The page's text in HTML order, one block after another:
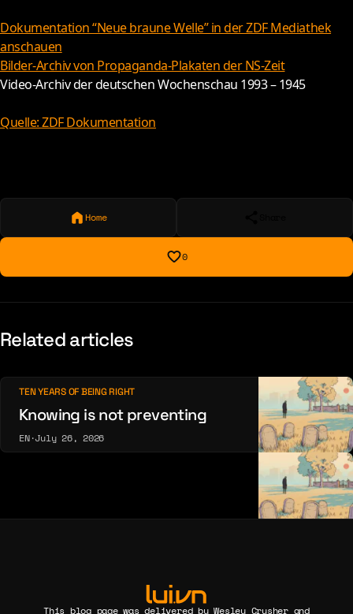
Dokumentation “Neue braune Welle” in der ZDF Mediathek
anschauen
Bilder-Archiv von Propaganda-Plakaten der NS-Zeit
Video-Archiv der deutschen Wochenschau 1993 – 1945
Quelle: ZDF Dokumentation
Home
0
Related articles
TEN YEARS OF BEING RIGHT
Knowing is not preventing
EN·July 26, 2026
This blog page was delivered by Wesley Crusher and